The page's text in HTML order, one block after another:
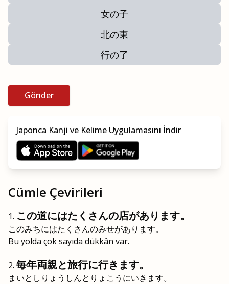
女の子
北の東
行の了
Gönder
Japonca Kanji ve Kelime Uygulamasını İndir
Cümle Çevirileri
この道にはたくさんの店があります。
このみちにはたくさんのみせがあります。
Bu yolda çok sayıda dükkân var.
毎年両親と旅行に行きます。
まいとしりょうしんとりょこうにいきます。